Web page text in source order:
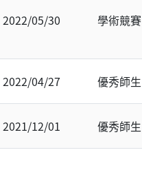
2022/05/30 學術競賽
2022/04/27 優秀師生
2021/12/01 優秀師生